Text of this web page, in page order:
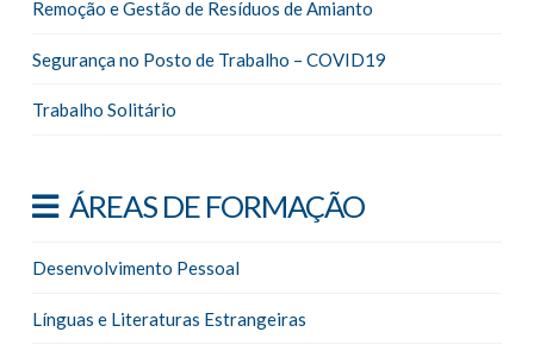
Remoção e Gestão de Resíduos de Amianto
Segurança no Posto de Trabalho – COVID19
Trabalho Solitário
ÁREAS DE FORMAÇÃO
Desenvolvimento Pessoal
Línguas e Literaturas Estrangeiras